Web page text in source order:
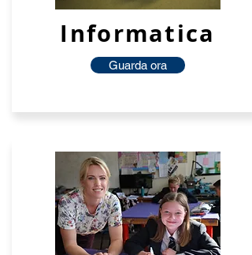
Informatica
Guarda ora